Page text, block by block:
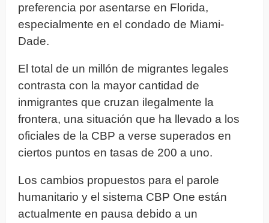
preferencia por asentarse en Florida,
especialmente en el condado de Miami-
Dade.
El total de un millón de migrantes legales
contrasta con la mayor cantidad de
inmigrantes que cruzan ilegalmente la
frontera, una situación que ha llevado a los
oficiales de la CBP a verse superados en
ciertos puntos en tasas de 200 a uno.
Los cambios propuestos para el parole
humanitario y el sistema CBP One están
actualmente en pausa debido a un